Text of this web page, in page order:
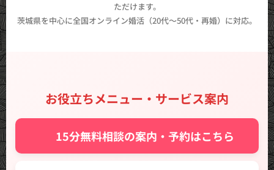
ただけます。
茨城県を中心に全国オンライン婚活（20代〜50代・再婚）に対応。
お役立ちメニュー・サービス案内
✨ 15分無料相談の案内・予約はこちら